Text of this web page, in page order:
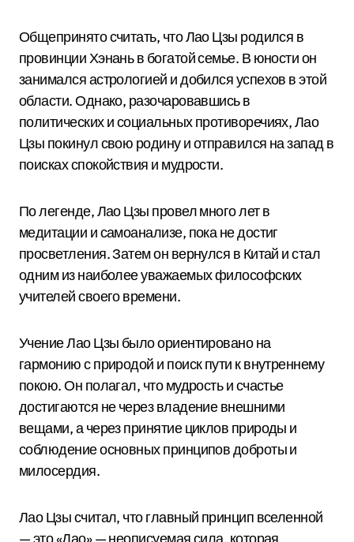
Общепринято считать, что Лао Цзы родился в
провинции Хэнань в богатой семье. В юности он
занимался астрологией и добился успехов в этой
области. Однако, разочаровавшись в
политических и социальных противоречиях, Лао
Цзы покинул свою родину и отправился на запад в
поисках спокойствия и мудрости.
По легенде, Лао Цзы провел много лет в
медитации и самоанализе, пока не достиг
просветления. Затем он вернулся в Китай и стал
одним из наиболее уважаемых философских
учителей своего времени.
Учение Лао Цзы было ориентировано на
гармонию с природой и поиск пути к внутреннему
покою. Он полагал, что мудрость и счастье
достигаются не через владение внешними
вещами, а через принятие циклов природы и
соблюдение основных принципов доброты и
милосердия.
Лао Цзы считал, что главный принцип вселенной